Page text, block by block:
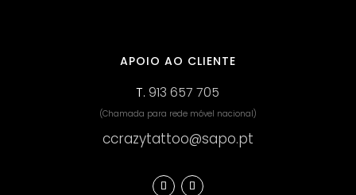
APOIO AO CLIENTE
T.913 657 705
(Chamada para rede móvel nacional)
ccrazytattoo@sapo.pt